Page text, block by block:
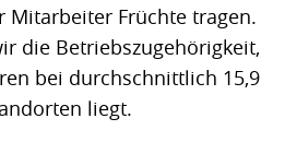
Mitarbeiter Früchte tragen.
die Betriebszugehörigkeit,
bei durchschnittlich 15,9
liegt.